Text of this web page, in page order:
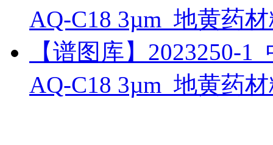
AQ-C18 3µm_地黄药
【谱图库】2023250-
AQ-C18 3µm_地黄药